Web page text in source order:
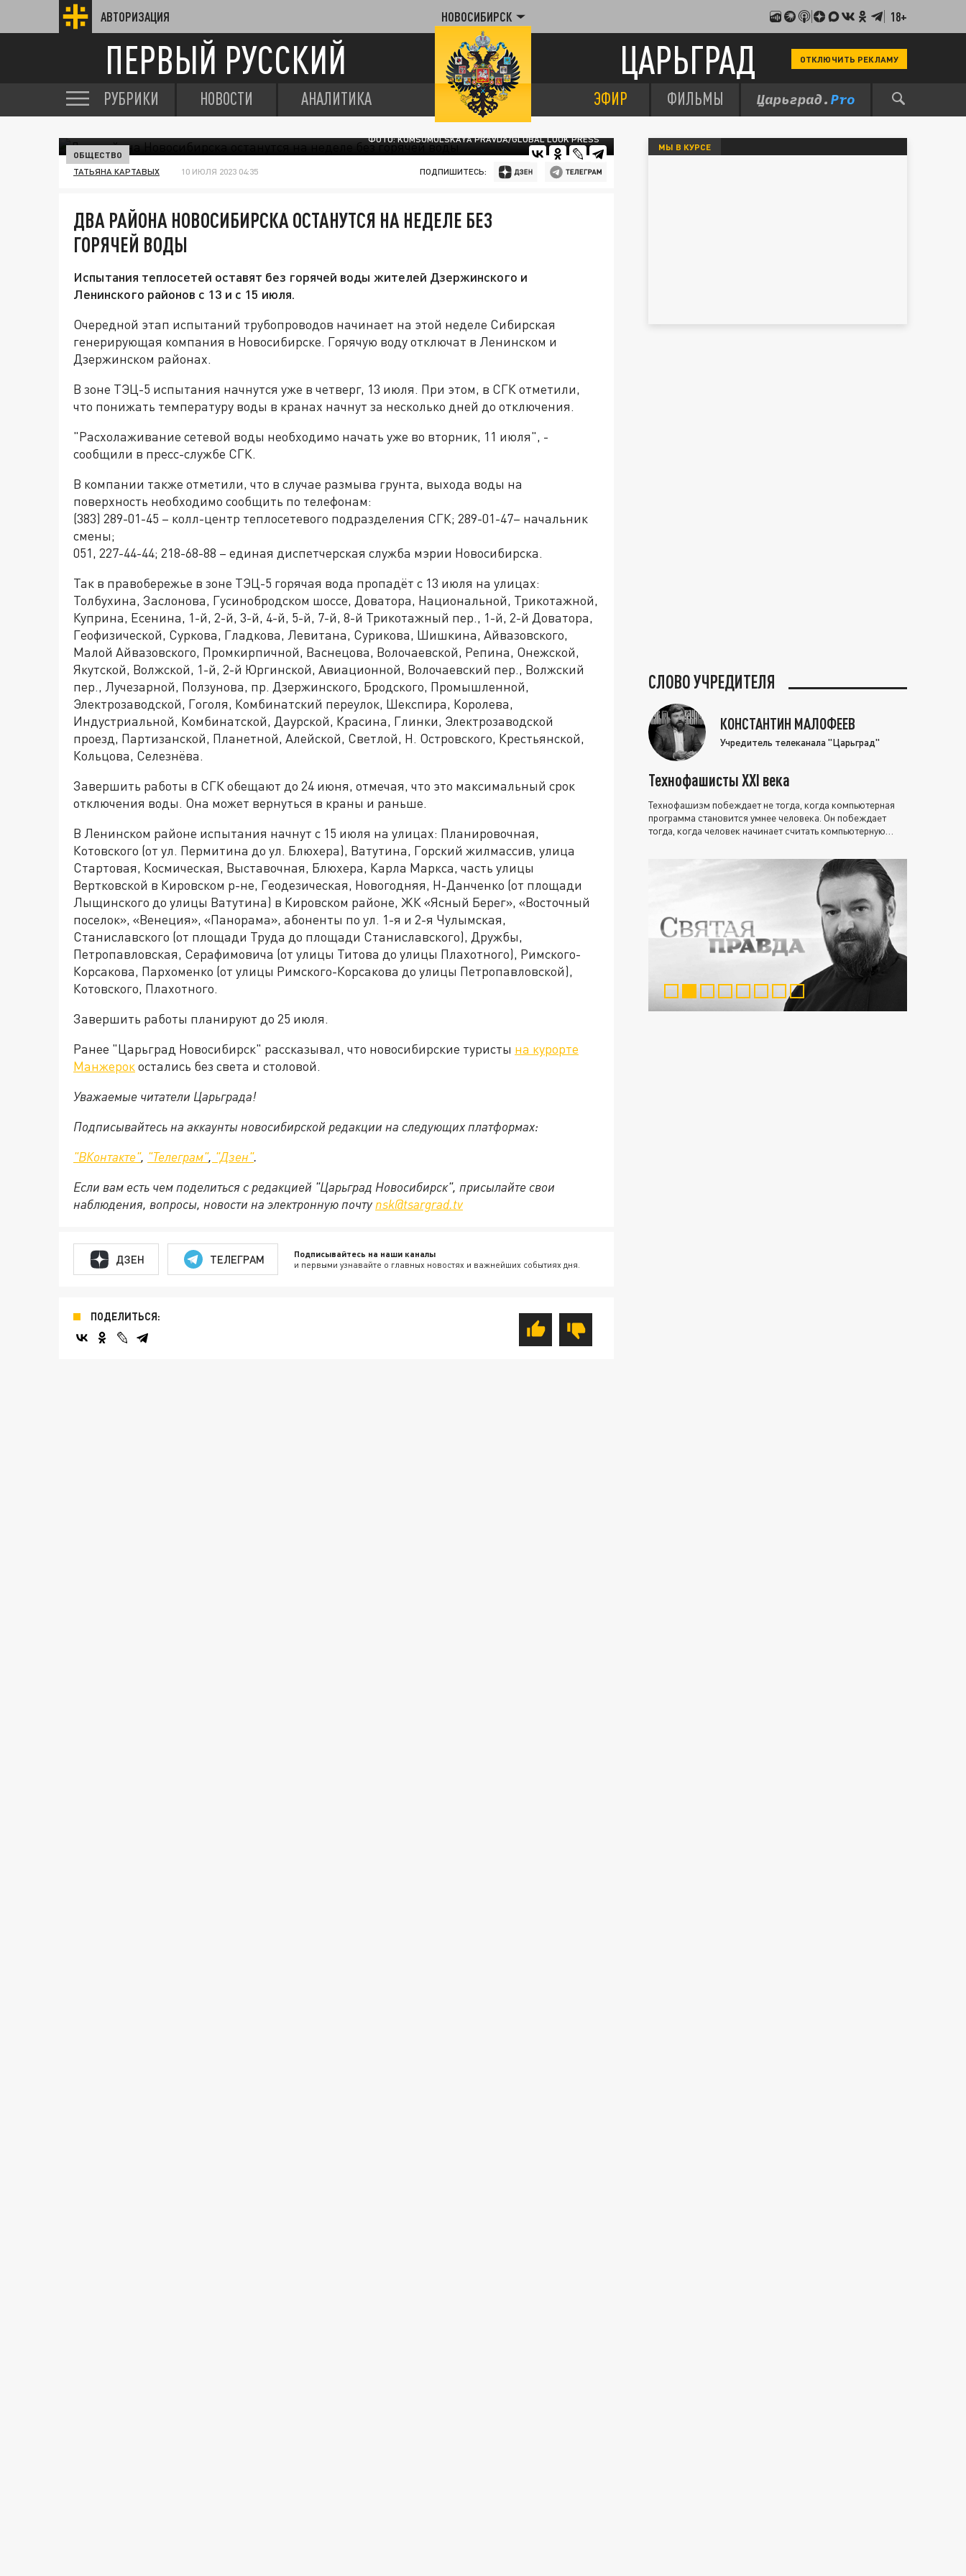
АВТОРИЗАЦИЯ НОВОСИБИРСК 18+
ПЕРВЫЙ РУССКИЙ ЦАРЬГРАД ОТКЛЮЧИТЬ РЕКЛАМУ
РУБРИКИ НОВОСТИ АНАЛИТИКА ЭФИР ФИЛЬМЫ
ФОТО: KOMSOMOLSKAYA PRAVDA/GLOBAL LOOK PRESS
ОБЩЕСТВО
ТАТЬЯНА КАРТАВЫХ 10 ИЮЛЯ 2023 04:35 ПОДПИШИТЕСЬ:
ДВА РАЙОНА НОВОСИБИРСКА ОСТАНУТСЯ НА НЕДЕЛЕ БЕЗ
ГОРЯЧЕЙ ВОДЫ
Испытания теплосетей оставят без горячей воды жителей Дзержинского и
Ленинского районов с 13 и с 15 июля.
Очередной этап испытаний трубопроводов начинает на этой неделе Сибирская
генерирующая компания в Новосибирске. Горячую воду отключат в Ленинском и
Дзержинском районах.
В зоне ТЭЦ-5 испытания начнутся уже в четверг, 13 июля. При этом, в СГК отметили,
что понижать температуру воды в кранах начнут за несколько дней до отключения.
"Расхолаживание сетевой воды необходимо начать уже во вторник, 11 июля", -
сообщили в пресс-службе СГК.
В компании также отметили, что в случае размыва грунта, выхода воды на
поверхность необходимо сообщить по телефонам:
(383) 289-01-45 – колл-центр теплосетевого подразделения СГК; 289-01-47– начальник
смены;
051, 227-44-44; 218-68-88 – единая диспетчерская служба мэрии Новосибирска.
Так в правобережье в зоне ТЭЦ-5 горячая вода пропадёт с 13 июля на улицах:
Толбухина, Заслонова, Гусинобродском шоссе, Доватора, Национальной, Трикотажной,
Куприна, Есенина, 1-й, 2-й, 3-й, 4-й, 5-й, 7-й, 8-й Трикотажный пер., 1-й, 2-й Доватора,
Геофизической, Суркова, Гладкова, Левитана, Сурикова, Шишкина, Айвазовского,
Малой Айвазовского, Промкирпичной, Васнецова, Волочаевской, Репина, Онежской,
Якутской, Волжской, 1-й, 2-й Юргинской, Авиационной, Волочаевский пер., Волжский
пер., Лучезарной, Ползунова, пр. Дзержинского, Бродского, Промышленной,
Электрозаводской, Гоголя, Комбинатский переулок, Шекспира, Королева,
Индустриальной, Комбинатской, Даурской, Красина, Глинки, Электрозаводской
проезд, Партизанской, Планетной, Алейской, Светлой, Н. Островского, Крестьянской,
Кольцова, Селезнёва.
Завершить работы в СГК обещают до 24 июня, отмечая, что это максимальный срок
отключения воды. Она может вернуться в краны и раньше.
В Ленинском районе испытания начнут с 15 июля на улицах: Планировочная,
Котовского (от ул. Пермитина до ул. Блюхера), Ватутина, Горский жилмассив, улица
Стартовая, Космическая, Выставочная, Блюхера, Карла Маркса, часть улицы
Вертковской в Кировском р-не, Геодезическая, Новогодняя, Н-Данченко (от площади
Лыщинского до улицы Ватутина) в Кировском районе, ЖК «Ясный Берег», «Восточный
поселок», «Венеция», «Панорама», абоненты по ул. 1-я и 2-я Чулымская,
Станиславского (от площади Труда до площади Станиславского), Дружбы,
Петропавловская, Серафимовича (от улицы Титова до улицы Плахотного), Римского-
Корсакова, Пархоменко (от улицы Римского-Корсакова до улицы Петропавловской),
Котовского, Плахотного.
Завершить работы планируют до 25 июля.
Ранее "Царьград Новосибирск" рассказывал, что новосибирские туристы на курорте
Манжерокостались без света и столовой.
Уважаемые читатели Царьграда!
Подписывайтесь на аккаунты новосибирской редакции на следующих платформах:
"ВКонтакте", "Телеграм", "Дзен".
Если вам есть чем поделиться с редакцией "Царьград Новосибирск", присылайте свои
наблюдения, вопросы, новости на электронную почту nsk@tsargrad.tv
ДЗЕН ТЕЛЕГРАМ Подписывайтесь на наши каналы
и первыми узнавайте о главных новостях и важнейших событиях дня.
ПОДЕЛИТЬСЯ:
МЫ В КУРСЕ
СЛОВО УЧРЕДИТЕЛЯ
КОНСТАНТИН МАЛОФЕЕВ
Учредитель телеканала "Царьград"
Технофашисты XXI века
Технофашизм побеждает не тогда, когда компьютерная
программа становится умнее человека. Он побеждает
тогда, когда человек начинает считать компьютерную